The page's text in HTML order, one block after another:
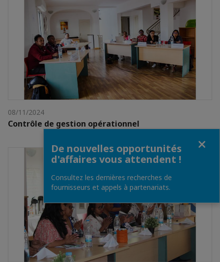
08/11/2024
Contrôle de gestion opérationnel
De nouvelles opportunités
d'affaires vous attendent !
Consultez les dernières recherches de
fournisseurs et appels à partenariats.